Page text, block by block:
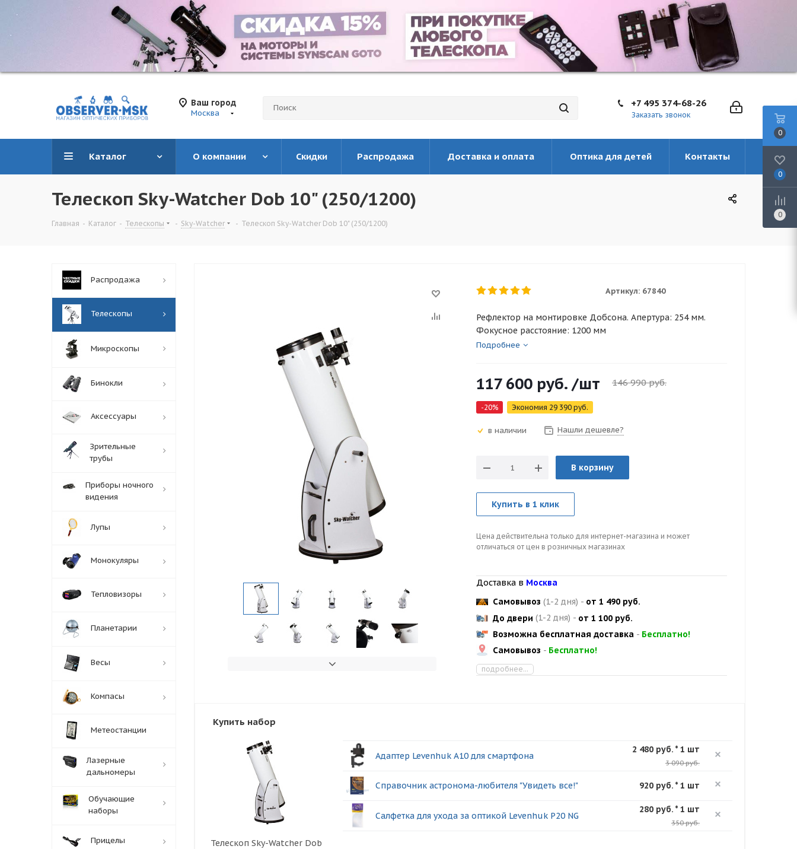
Ваш город
Москва
+7 495 374-68-26
Заказать звонок
Каталог О компании Скидки Распродажа Доставка и оплата Оптика для детей Контакты
Телескоп Sky-Watcher Dob 10" (250/1200)
Главная - Каталог - Телескопы - Sky-Watcher - Телескоп Sky-Watcher Dob 10" (250/1200)
Артикул: 67840
Рефлектор на монтировке Добсона. Апертура: 254 мм.
Фокусное расстояние: 1200 мм
Подробнее
117 600 руб. /шт 146 990руб.
-20% Экономия 29 390 руб.
в наличии Нашли дешевле?
В корзину
Купить в 1 клик
Цена действительна только для интернет-магазина и может
отличаться от цен в розничных магазинах
Доставка в Москва
Самовывоз (1-2 дня) - от 1 490 руб.
До двери (1-2 дня) - от 1 100 руб.
Возможна бесплатная доставка - Бесплатно!
Самовывоз - Бесплатно!
подробнее...
Купить набор
Телескоп Sky-Watcher Dob
Адаптер Levenhuk A10 для смартфона
2 480 руб. * 1 шт
3 090 руб.
Справочник астронома-любителя "Увидеть все!" 920 руб. * 1 шт
Салфетка для ухода за оптикой Levenhuk P20 NG
280 руб. * 1 шт
350 руб.
Распродажа
Телескопы
Микроскопы
Бинокли
Аксессуары
Зрительные
трубы
Приборы ночного
видения
Лупы
Монокуляры
Тепловизоры
Планетарии
Весы
Компасы
Метеостанции
Лазерные
дальномеры
Обучающие
наборы
Прицелы
0
0
0